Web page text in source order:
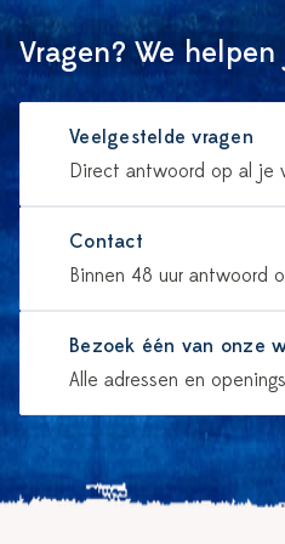
Vragen? We
Veelgestelde vragen
Direct antwoord op al je
Contact
Binnen 48 uur antwoord
Bezoek één van onze
Alle adressen en